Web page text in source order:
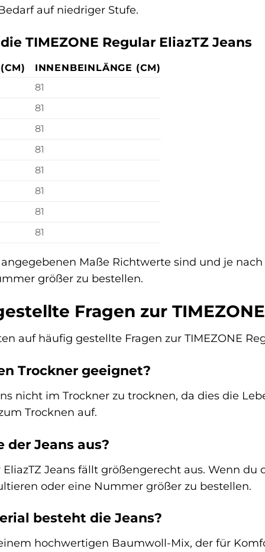
auf niedriger Stufe.
TIMEZONE Regular EliazTZ Jeans
INNENBEINLÄNGE (CM)
81
81
81
81
81
81
81
81
Maße Richtwerte sind und je
größer zu bestellen.
Fragen zur
auf häufig gestellte Fragen zur TIMEZONE
Trockner geeignet?
nicht im Trockner zu trocknen, da dies die
Trocknen auf.
der Jeans aus?
EliazTZ Jeans fällt größengerecht aus. Wenn
oder eine Nummer größer zu bestellen.
besteht die Jeans?
hochwertigen Baumwoll-Mix, der für